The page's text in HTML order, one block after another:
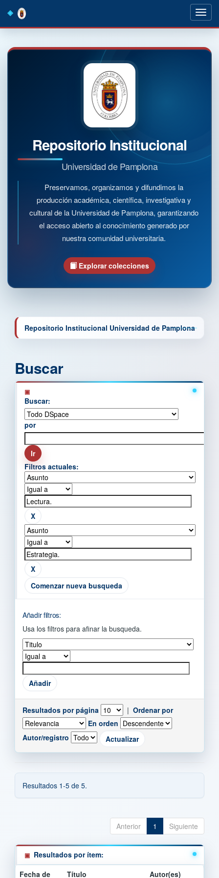
navigation
Repositorio Institucional
Universidad de Pamplona
Preservamos, organizamos y difundimos la
producción académica, científica, investigativa y
cultural de la Universidad de Pamplona, garantizando
el acceso abierto al conocimiento generado por
nuestra comunidad universitaria.
Explorar colecciones
Repositorio Institucional Universidad de Pamplona
Buscar
Buscar:
por
Filtros actuales:
Comenzar nueva busqueda
Añadir filtros:
Usa los filtros para afinar la busqueda.
Resultados por página | Ordenar por
En orden
Autor/registro
Resultados 1-5 de 5.
Anterior 1 Siguiente
Resultados por ítem:
Fecha de
Título Autor(es)